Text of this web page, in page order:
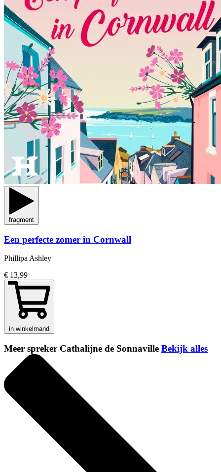
fragment
Een perfecte zomer in Cornwall
Phillipa Ashley
€ 13,99
in winkelmand
Meer spreker Cathalijne de Sonnaville Bekijk alles